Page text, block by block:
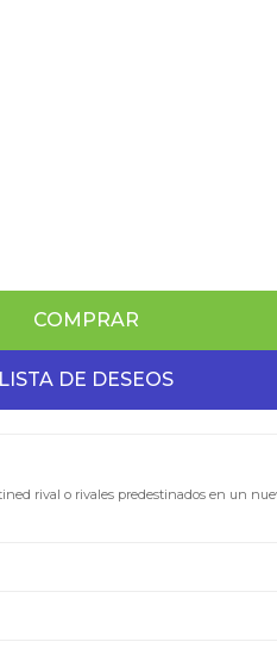
COMPRAR
rival o rivales predestinados en un